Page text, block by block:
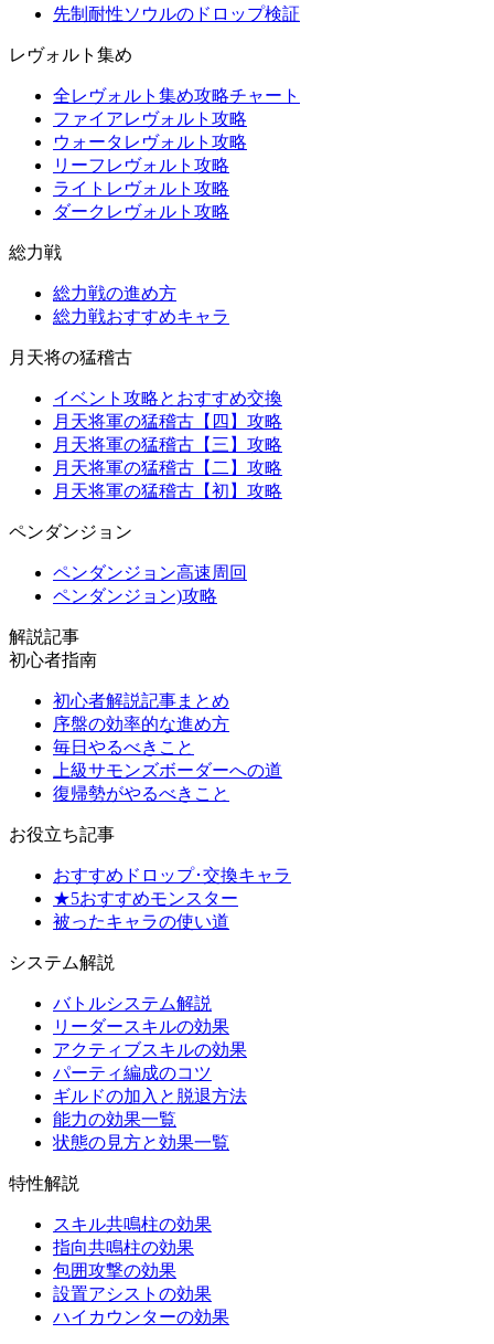
先制耐性ソウルのドロップ検証
レヴォルト集め
全レヴォルト集め攻略チャート
ファイアレヴォルト攻略
ウォータレヴォルト攻略
リーフレヴォルト攻略
ライトレヴォルト攻略
ダークレヴォルト攻略
総力戦
総力戦の進め方
総力戦おすすめキャラ
月天将の猛稽古
イベント攻略とおすすめ交換
月天将軍の猛稽古【四】攻略
月天将軍の猛稽古【三】攻略
月天将軍の猛稽古【二】攻略
月天将軍の猛稽古【初】攻略
ペンダンジョン
ペンダンジョン高速周回
ペンダンジョン)攻略
解説記事
初心者指南
初心者解説記事まとめ
序盤の効率的な進め方
毎日やるべきこと
上級サモンズボーダーへの道
復帰勢がやるべきこと
お役立ち記事
おすすめドロップ･交換キャラ
★5おすすめモンスター
被ったキャラの使い道
システム解説
バトルシステム解説
リーダースキルの効果
アクティブスキルの効果
パーティ編成のコツ
ギルドの加入と脱退方法
能力の効果一覧
状態の見方と効果一覧
特性解説
スキル共鳴柱の効果
指向共鳴柱の効果
包囲攻撃の効果
設置アシストの効果
ハイカウンターの効果